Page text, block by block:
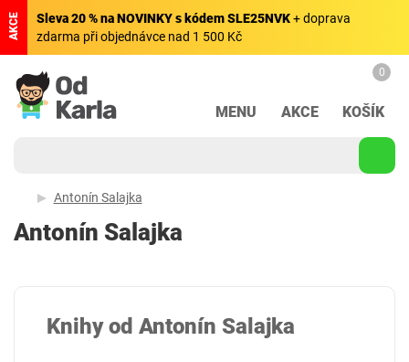
AKCE Sleva 20 % na NOVINKY s kódem SLE25NVK+ doprava
zdarma při objednávce nad 1 500 Kč
MENU AKCE
0
KOŠÍK
Antonín Salajka
Antonín Salajka
Knihy od Antonín Salajka